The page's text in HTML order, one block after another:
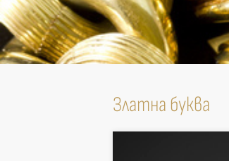
Златна буква